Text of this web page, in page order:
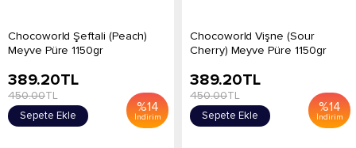
Chocoworld Şeftali (Peach)
Meyve Püre 1150gr
%14
İndirim
389.20TL
450.00TL
Sepete Ekle
Chocoworld Vişne (Sour
Cherry) Meyve Püre 1150gr
%14
İndirim
389.20TL
450.00TL
Sepete Ekle